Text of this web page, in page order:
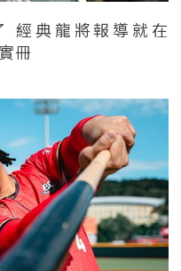
經典龍將報導就在
冊